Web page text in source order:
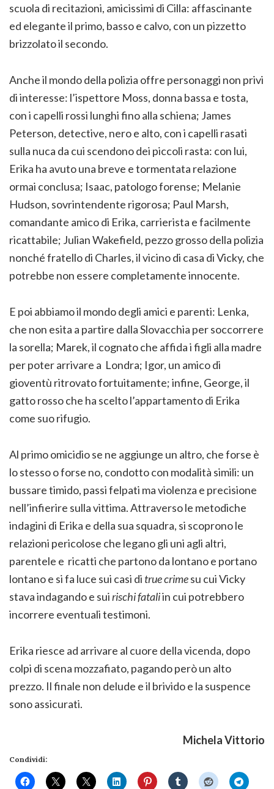
scuola di recitazioni, amicissimi di Cilla: affascinante
ed elegante il primo, basso e calvo, con un pizzetto
brizzolato il secondo.
Anche il mondo della polizia offre personaggi non privi
di interesse: l’ispettore Moss, donna bassa e tosta,
con i capelli rossi lunghi fino alla schiena; James
Peterson, detective, nero e alto, con i capelli rasati
sulla nuca da cui scendono dei piccoli rasta: con lui,
Erika ha avuto una breve e tormentata relazione
ormai conclusa; Isaac, patologo forense; Melanie
Hudson, sovrintendente rigorosa; Paul Marsh,
comandante amico di Erika, carrierista e facilmente
ricattabile; Julian Wakefield, pezzo grosso della polizia
nonché fratello di Charles, il vicino di casa di Vicky, che
potrebbe non essere completamente innocente.
E poi abbiamo il mondo degli amici e parenti: Lenka,
che non esita a partire dalla Slovacchia per soccorrere
la sorella; Marek, il cognato che affida i figli alla madre
per poter arrivare a Londra; Igor, un amico di
gioventù ritrovato fortuitamente; infine, George, il
gatto rosso che ha scelto l’appartamento di Erika
come suo rifugio.
Al primo omicidio se ne aggiunge un altro, che forse è
lo stesso o forse no, condotto con modalità simili: un
bussare timido, passi felpati ma violenza e precisione
nell’infierire sulla vittima. Attraverso le metodiche
indagini di Erika e della sua squadra, si scoprono le
relazioni pericolose che legano gli uni agli altri,
parentele e ricatti che partono da lontano e portano
lontano e si fa luce sui casi di true crimesu cui Vicky
stava indagando e suirischi fataliin cui potrebbero
incorrere eventuali testimoni.
Erika riesce ad arrivare al cuore della vicenda, dopo
colpi di scena mozzafiato, pagando però un alto
prezzo. Il finale non delude e il brivido e la suspence
sono assicurati.
Michela Vittorio
Condividi: